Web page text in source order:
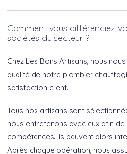
Comment vous différenciez
sociétés du secteur ?
Chez Les Bons Artisans, nous
qualité de notre plombier
satisfaction client.
Tous nos artisans sont
nous entretenons avec eux afin
compétences. Ils peuvent alors
Après chaque opération, nous